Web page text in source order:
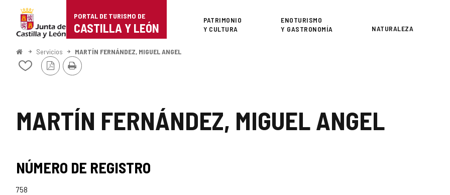
Portal
de
Turismo
León
PORTAL DE TURISMO DE
CASTILLA Y LEÓN
Superior
PATRIMONIO
Y CULTURA
ENOTURISMO
Y GASTRONOMÍA
NATURALEZA
InicioServicios MARTÍN FERNÁNDEZ, MIGUEL ANGEL
MARTÍN FERNÁNDEZ, MIGUEL ANGEL
Añadir/quitar
Versión
PDF
Imprimir
NÚMERO DE REGISTRO
758